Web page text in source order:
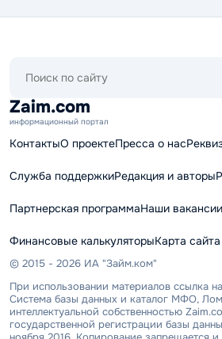
сайту
Zaim.com
информационный портал
КонтактыО проектеПресса о нас
Служба поддержкиРедакция и авторы
Партнерская программаНаши вакансии
Финансовые калькуляторыКарта сайта
© 2015 - 2026 ИА "Займ.ком"
При использовании материалов ссылка
Система базы данных и каталог МФО,
интеллектуальной собственностью
государственной регистрации базы